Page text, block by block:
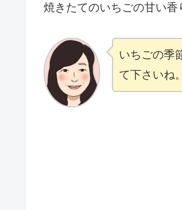
焼きたてのいちごの甘い香
いちごの季
て下さいね。